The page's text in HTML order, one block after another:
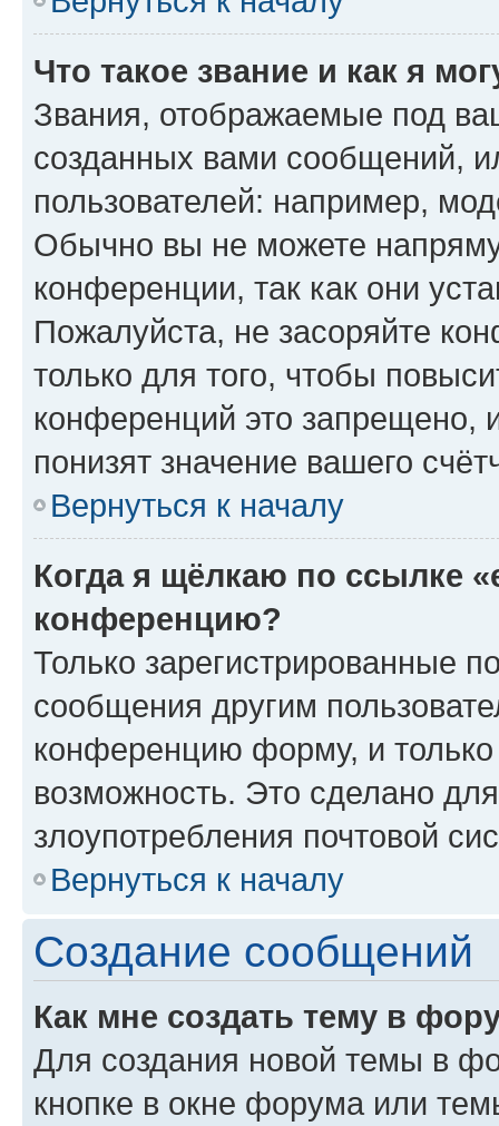
Что такое звание и как я
Звания, отображаемые под
созданных вами сообщений,
пользователей: например,
Обычно вы не можете
конференции, так как они
Пожалуйста, не засоряйте
только для того, чтобы
конференций это запрещено,
понизят значение вашего
Вернуться к началу
Когда я щёлкаю по ссылке
конференцию?
Только зарегистрированные
сообщения другим
конференцию форму, и
возможность. Это сделано
злоупотребления почтовой
Вернуться к началу
Создание сообщений
Как мне создать тему в
Для создания новой темы в
кнопке в окне форума или